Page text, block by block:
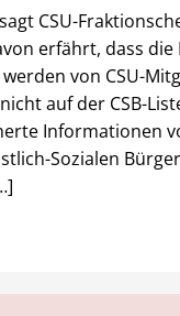
CSU-
erfährt, dass die
von CSU-
auf der CSB-
Informationen
Sozialen